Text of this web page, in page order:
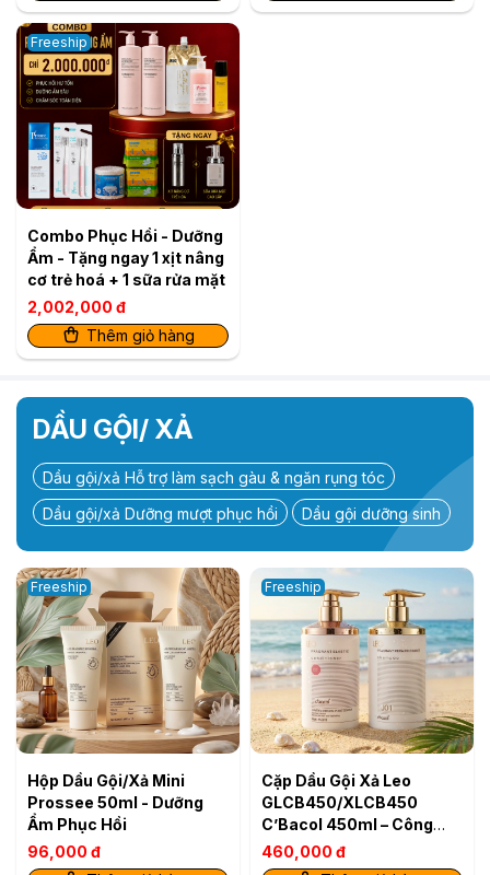
Freeship
Combo Phục Hồi - Dưỡng
Ẩm - Tặng ngay 1 xịt nâng
cơ trẻ hoá + 1 sữa rửa mặt
2,002,000 đ
Thêm giỏ hàng
DẦU GỘI/ XẢ
Dầu gội/xả Hỗ trợ làm sạch gàu & ngăn rụng tóc
Dầu gội/xả Dưỡng mượt phục hồi
Dầu gội dưỡng sinh
Freeship
Hộp Dầu Gội/Xả Mini
Prossee 50ml - Dưỡng
Ẩm Phục Hồi
96,000 đ
Freeship
Cặp Dầu Gội Xả Leo
GLCB450/XLCB450
C’Bacol 450ml – Công
Thức Siêu Mềm Mượt Cho
Tóc Khỏe Bóng
460,000 đ